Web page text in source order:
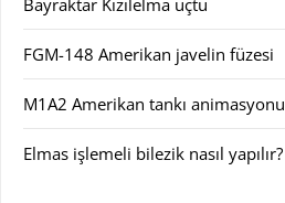
Bayraktar Kızılelma uçtu
FGM-148 Amerikan javelin füzesi
M1A2 Amerikan tankı animasyonu
Elmas işlemeli bilezik nasıl yapılır?